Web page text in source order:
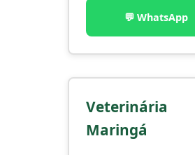
💬 WhatsApp
Veterinária
Maringá